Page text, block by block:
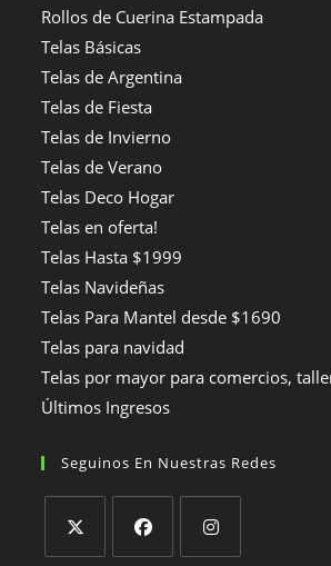
Rollos de Cuerina Estampada
Telas Básicas
Telas de Argentina
Telas de Fiesta
Telas de Invierno
Telas de Verano
Telas Deco Hogar
Telas en oferta!
Telas Hasta $1999
Telas Navideñas
Telas Para Mantel desde $1690
Telas para navidad
Telas por mayor para comercios,
Últimos Ingresos
Seguinos En Nuestras Redes